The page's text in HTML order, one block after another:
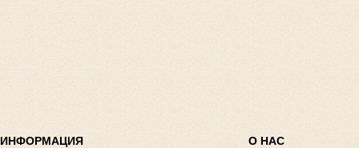
ИНФОРМАЦИЯ О НАС